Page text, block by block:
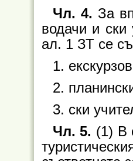
Чл. 4. За
водачи и
ал. 1 ЗТ се
1.
2.
3. ски
Чл. 5. (1) В